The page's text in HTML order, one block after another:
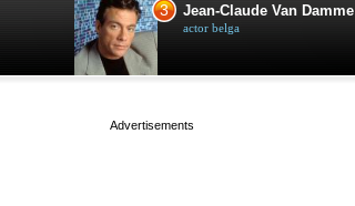
3 Jean-Claude Van Damme
actor belga